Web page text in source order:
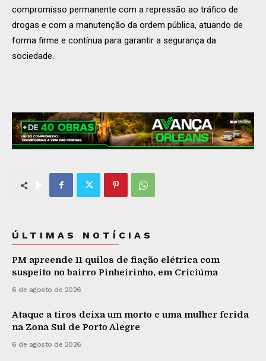
compromisso permanente com a repressão ao tráfico de
drogas e com a manutenção da ordem pública, atuando de
forma firme e contínua para garantir a segurança da
sociedade.
ÚLTIMAS NOTÍCIAS
PM apreende 11 quilos de fiação elétrica com
suspeito no bairro Pinheirinho, em Criciúma
6 de agosto de 2026
Ataque a tiros deixa um morto e uma mulher ferida
na Zona Sul de Porto Alegre
6 de agosto de 2026